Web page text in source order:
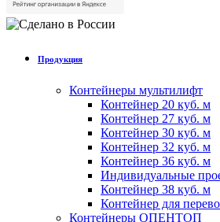
Продукция
Контейнеры мультилифт
Контейнер 20 куб. м
Контейнер 27 куб. м
Контейнер 30 куб. м
Контейнер 32 куб. м
Контейнер 36 куб. м
Индивидуальные
Контейнер 38 куб. м
Контейнер для
Контейнеры ОПЕНТОП